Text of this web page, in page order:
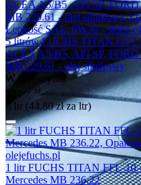
5 litrów FUCHS TITAN GT1
ACEA A5/B5, API SP,
MB 229.61 - olej silnikowy
W magazynie
224
00 zł
5 ltr (44.80złza ltr)
1 litr FUCHS TITAN FFL-10
Mercedes MB 236.22